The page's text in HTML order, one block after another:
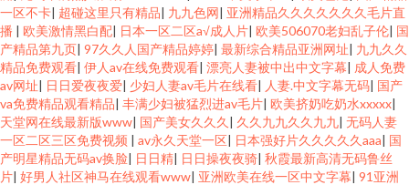
一区不卡| 超碰这里只有精品| 九九色网| 亚洲精品久久久久久久久毛片直
播 | 欧美激情黑白配| 日本一区二区a√成人片| 欧美506070老妇乱子伦| 国
产精品第九页| 97久久人国产精品婷婷| 最新综合精品亚洲网址| 九九久久
精品免费观看| 伊人av在线免费观看| 漂亮人妻被中出中文字幕| 成人免费
av网址| 日日爱夜夜爱| 少妇人妻av毛片在线看| 人妻.中文字幕无码| 国产
va免费精品观看精品| 丰满少妇被猛烈进av毛片| 欧美挤奶吃奶水xxxxx|
天堂网在线最新版www| 国产美女久久久 | 久久九九久久九九| 无码人妻
一区二区三区免费视频 | av永久天堂一区| 日本强好片久久久久久aaa| 国
产明星精品无码av换脸| 日日精| 日日操夜夜骑| 秋霞最新高清无码鲁丝
片| 好男人社区神马在线观看www| 亚洲欧美在线一区中文字幕| 91亚洲